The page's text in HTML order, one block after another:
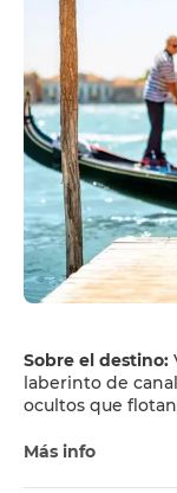
Sobre el destino:
laberinto de
ocultos que
estrechos
Más info